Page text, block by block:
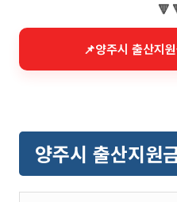
🔻
📌양주시 출산지
양주시 출산지원